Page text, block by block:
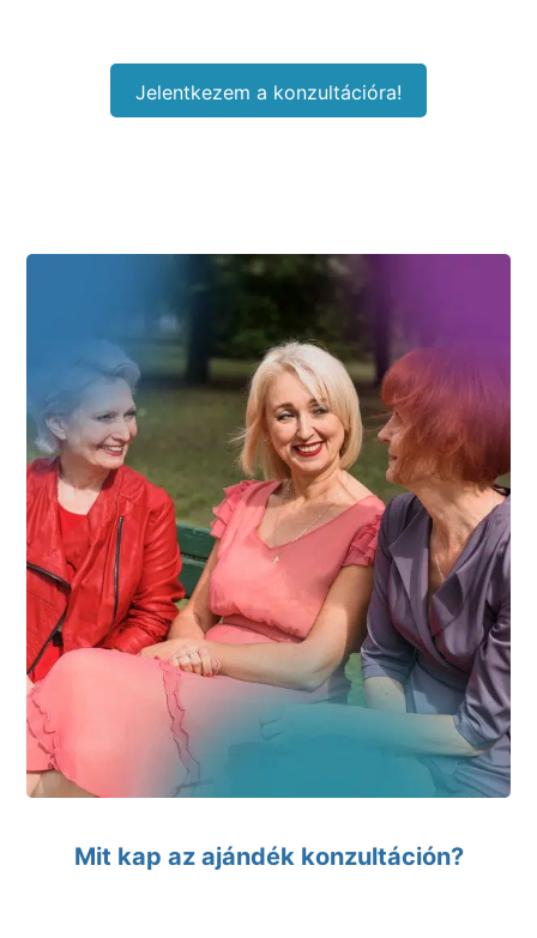
Jelentkezem a konzultációra!
Mit kap az ajándék konzultáción?